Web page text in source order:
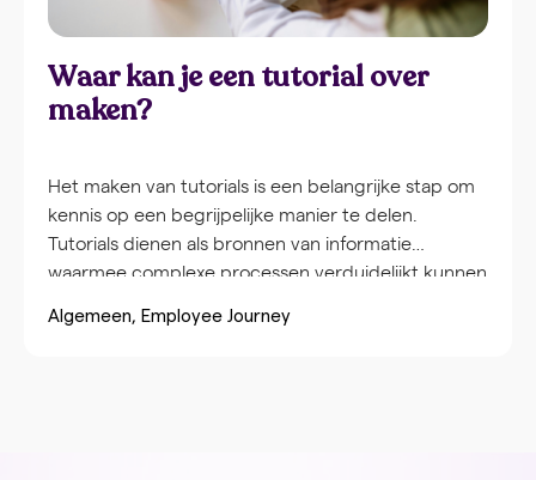
Waar kan je een tutorial over
maken?
Het maken van tutorials is een belangrijke stap om
kennis op een begrijpelijke manier te delen.
Tutorials dienen als bronnen van informatie
waarmee complexe processen verduidelijkt kunnen
werkzaamheden. Daarnaast bevorderen tutorials
Algemeen Employee Journey